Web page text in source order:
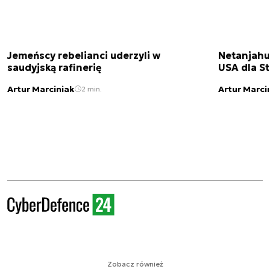
Jemeńscy rebelianci uderzyli w
saudyjską rafinerię
Artur Marciniak 2 min.
USA dla
Artur
Zobacz również